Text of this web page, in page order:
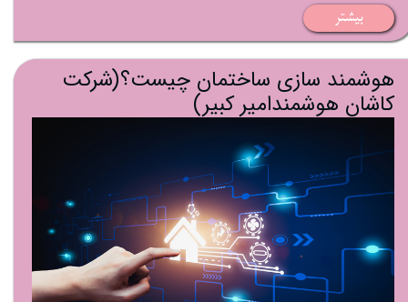
بیشتر
هوشمند سازی ساختمان چیست؟(شرکت
کاشان هوشمندامیر کبیر)